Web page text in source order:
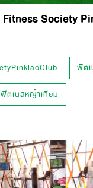
Society
ฟิต
ตเนสหญ้าเทียม